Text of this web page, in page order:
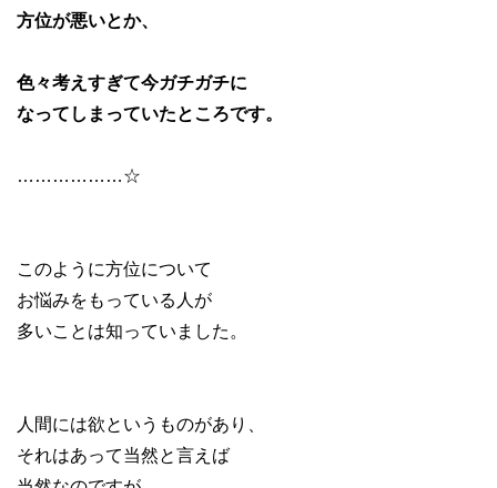
方位が悪いとか、
色々考えすぎて今ガチガチに
なってしまっていたところです。
………………☆
このように方位について
お悩みをもっている人が
多いことは知っていました。
人間には欲というものがあり、
それはあって当然と言えば